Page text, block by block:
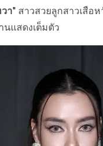
า" สาวสวยลูกสาวเสือ
นแสดงเต็มตัว